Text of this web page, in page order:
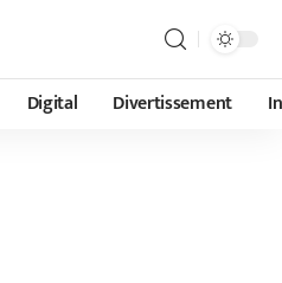
Digital Divertissement